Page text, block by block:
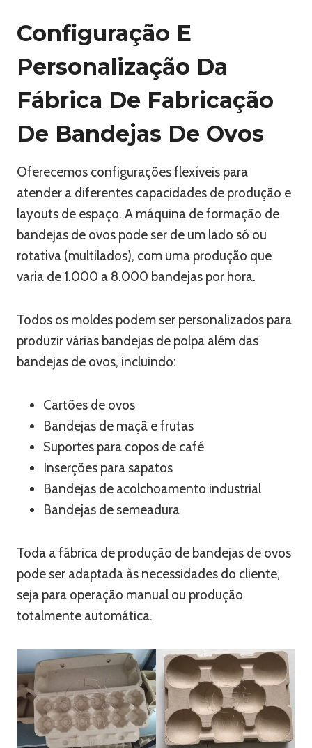
Configuração E
Personalização Da
Fábrica De Fabricação
De Bandejas De Ovos
Oferecemos configurações flexíveis para
atender a diferentes capacidades de produção e
layouts de espaço. A máquina de formação de
bandejas de ovos pode ser de um lado só ou
rotativa (multilados), com uma produção que
varia de 1.000 a 8.000 bandejas por hora.
Todos os moldes podem ser personalizados para
produzir várias bandejas de polpa além das
bandejas de ovos, incluindo:
Cartões de ovos
Bandejas de maçã e frutas
Suportes para copos de café
Inserções para sapatos
Bandejas de acolchoamento industrial
Bandejas de semeadura
Toda a fábrica de produção de bandejas de ovos
pode ser adaptada às necessidades do cliente,
seja para operação manual ou produção
totalmente automática.